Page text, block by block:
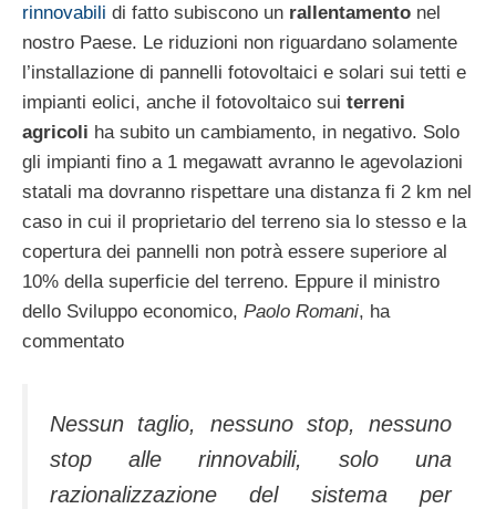
rinnovabili di fatto subiscono un rallentamento nel
nostro Paese. Le riduzioni non riguardano solamente
l’installazione di pannelli fotovoltaici e solari sui tetti e
impianti eolici, anche il fotovoltaico sui terreni
agricoli ha subito un cambiamento, in negativo. Solo
gli impianti fino a 1 megawatt avranno le agevolazioni
statali ma dovranno rispettare una distanza fi 2 km nel
caso in cui il proprietario del terreno sia lo stesso e la
copertura dei pannelli non potrà essere superiore al
10% della superficie del terreno. Eppure il ministro
dello Sviluppo economico, Paolo Romani, ha
commentato
Nessun taglio, nessuno stop, nessuno
stop alle rinnovabili, solo una
razionalizzazione del sistema per